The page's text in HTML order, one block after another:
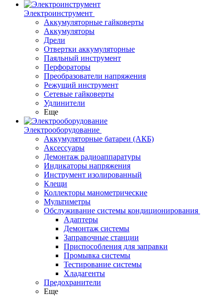
Электроинструмент
Аккумуляторные гайковерты
Аккумуляторы
Дрели
Отвертки аккумуляторные
Паяльный инструмент
Перфораторы
Преобразователи напряжения
Режущий инструмент
Сетевые гайковерты
Удлинители
Еще
Электрооборудование
Аккумуляторные батареи (АКБ)
Аксессуары
Демонтаж радиоаппаратуры
Индикаторы напряжения
Инструмент изолированный
Клещи
Коллекторы манометрические
Мультиметры
Обслуживание системы кондиционирования
Адаптеры
Демонтаж системы
Заправочные станции
Приспособления для заправки
Промывка системы
Тестирование системы
Хладагенты
Предохранители
Еще